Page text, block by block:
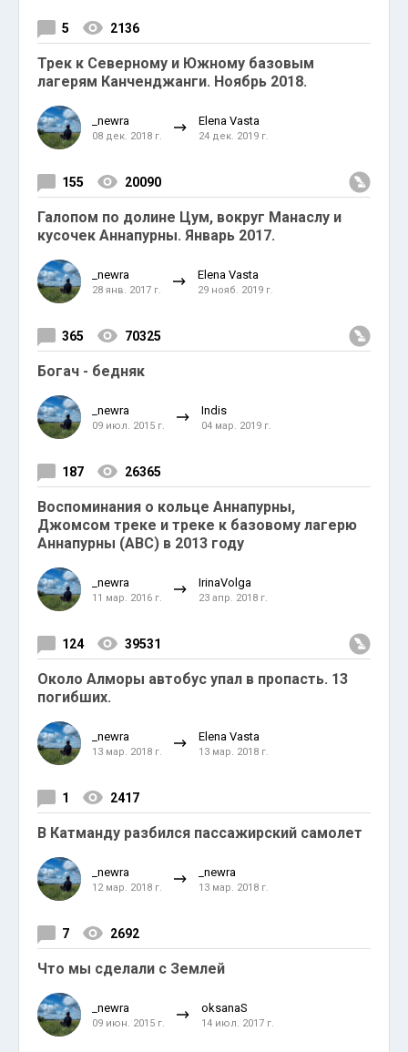
5 2136
Трек к Северному и Южному базовым
лагерям Канченджанги. Ноябрь 2018.
_newra
08 дек. 2018 г.
Elena Vasta
24 дек. 2019 г.
155 20090
Галопом по долине Цум, вокруг Манаслу и
кусочек Аннапурны. Январь 2017.
_newra
28 янв. 2017 г.
Elena Vasta
29 нояб. 2019 г.
365 70325
Богач - бедняк
_newra
09 июл. 2015 г.
Indis
04 мар. 2019 г.
187 26365
Воспоминания о кольце Аннапурны,
Джомсом треке и треке к базовому лагерю
Аннапурны (ABC) в 2013 году
_newra
11 мар. 2016 г.
IrinaVolga
23 апр. 2018 г.
124 39531
Около Алморы автобус упал в пропасть. 13
погибших.
_newra
13 мар. 2018 г.
Elena Vasta
13 мар. 2018 г.
1 2417
В Катманду разбился пассажирский самолет
_newra
12 мар. 2018 г.
_newra
13 мар. 2018 г.
7 2692
Что мы сделали с Землей
_newra
09 июн. 2015 г.
oksanaS
14 июл. 2017 г.